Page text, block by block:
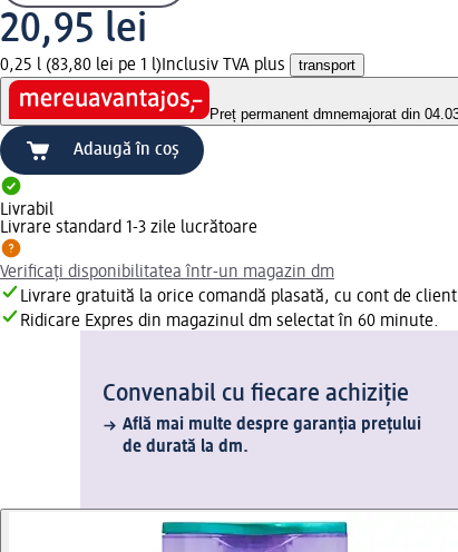
20,95 lei
0,25 l (83,80 lei pe 1 l) Inclusiv TVA plus transport
Preț permanent dmnemajorat din
Adaugă în coș
Livrabil
Livrare standard 1-3 zile lucrătoare
Verificați disponibilitatea într-un magazin dm
Livrare gratuită la orice comandă plasată, cu cont de client
Ridicare Expres din magazinul dm selectat în 60 minute.
Convenabil cu fiecare achiziție
Află mai multe despre garanția prețului
de durată la dm.